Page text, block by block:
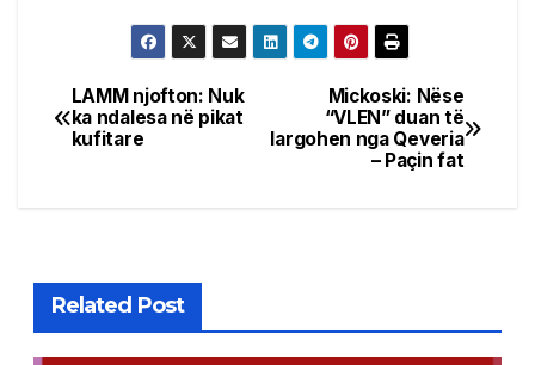
Post
navigation
Mickoski: Nëse
“VLEN” duan të
largohen nga Qeveria
– Paçin fat
LAMM njofton: Nuk
ka ndalesa në pikat
kufitare
Related Post